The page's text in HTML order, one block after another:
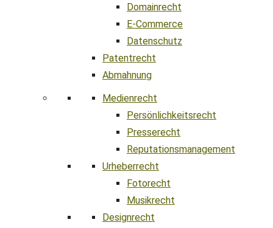
Domainrecht
E-Commerce
Datenschutz
Patentrecht
Abmahnung
Medienrecht
Persönlichkeitsrecht
Presserecht
Reputationsmanagement
Urheberrecht
Fotorecht
Musikrecht
Designrecht